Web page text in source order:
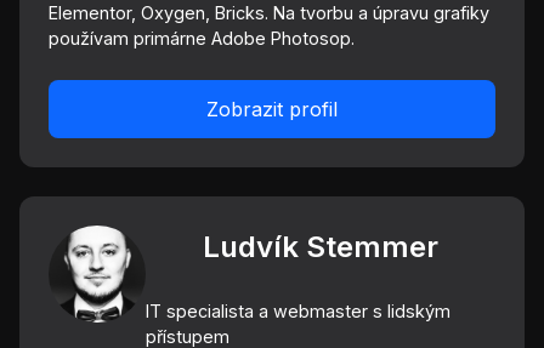
Elementor, Oxygen, Bricks. Na tvorbu a úpravu grafiky
používam primárne Adobe Photosop.
Zobrazit profil
Ludvík Stemmer
IT specialista a webmaster s lidským
přístupem